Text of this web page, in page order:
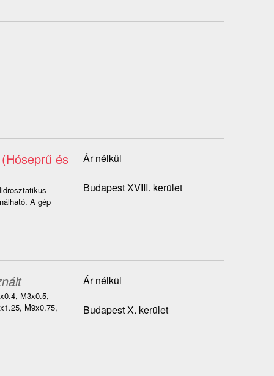
és
A gép
Ár nélkül
Budapest XVIII. kerület
M3x0.5,
M9x0.75,
Ár nélkül
Budapest X. kerület